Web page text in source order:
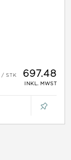
697.48
INKL. MWST